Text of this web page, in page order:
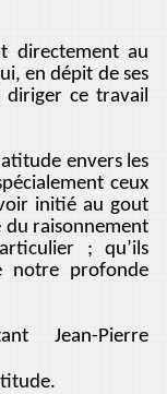
directement au
en dépit de ses
diriger ce travail
envers les
ceux
initié au gout
raisonnement
; qu’ils
notre profonde
Jean-Pierre